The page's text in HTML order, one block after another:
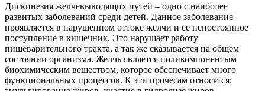
Дискинезия желчевыводящих путей – одно с наиболее
развитых заболеваний среди детей. Данное заболевание
проявляется в нарушенном оттоке желчи и ее непостоянное
поступление в кишечник. Это нарушает работу
пищеварительного тракта, а так же сказывается на общем
состоянии организма. Желчь является поликомпонентым
биохимическим веществом, которое обеспечивает много
функциональных процессов. К эти прочесам относятся: